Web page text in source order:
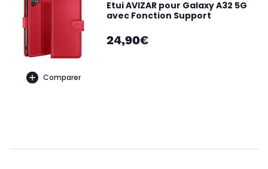
Comparer
Etui AVIZAR pour Galaxy A32 5G
avec Fonction Support
24,90€